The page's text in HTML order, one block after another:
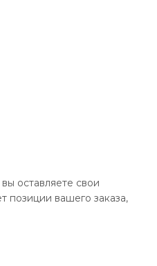
оставляете свои
позиции вашего заказа,